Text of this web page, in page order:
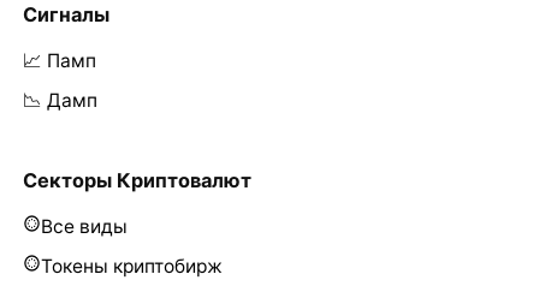
Сигналы
📈 Памп
📉 Дамп
Секторы Криптовалют
Все виды
Токены криптобирж